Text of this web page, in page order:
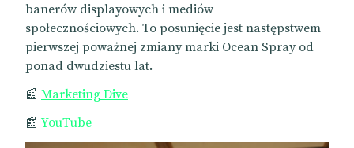
banerów displayowych i mediów
społecznościowych. To posunięcie jest następstwem
pierwszej poważnej zmiany marki Ocean Spray od
ponad dwudziestu lat.
📰 Marketing Dive
📰 YouTube